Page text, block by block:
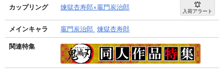
カップリング 煉獄杏寿郎×竈門炭治郎 入荷アラート
メインキャラ 竈門炭治郎 煉獄杏寿郎
関連特集